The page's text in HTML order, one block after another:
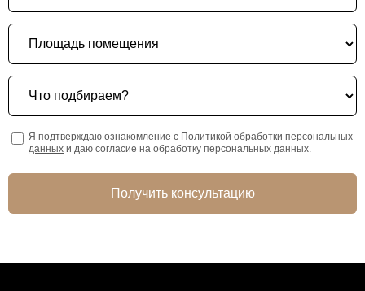
Площадь помещения
Что подбираем?
Я подтверждаю ознакомление с Политикой обработки персональных
данных и даю согласие на обработку персональных данных.
Получить консультацию